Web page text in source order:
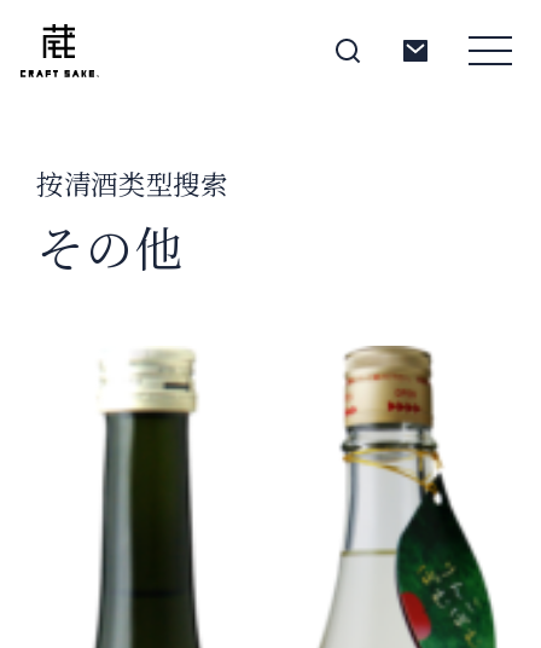
Producers
Privacy Policy
按清酒类型搜索
その他